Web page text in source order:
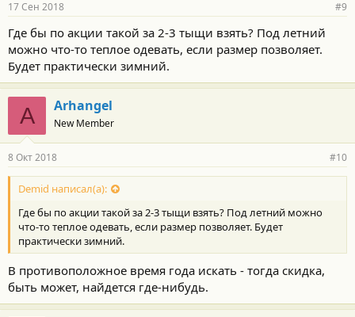
н
с
т
и
:
17 Сен 2018 #9
Где бы по акции такой за 2-3 тыщи взять? Под летний
можно что-то теплое одевать, если размер позволяет.
Будет практически зимний.
A Arhangel
New Member
8 Окт 2018 #10
Demid написал(а):
Где бы по акции такой за 2-3 тыщи взять? Под летний можно
что-то теплое одевать, если размер позволяет. Будет
практически зимний.
В противоположное время года искать - тогда скидка,
быть может, найдется где-нибудь.